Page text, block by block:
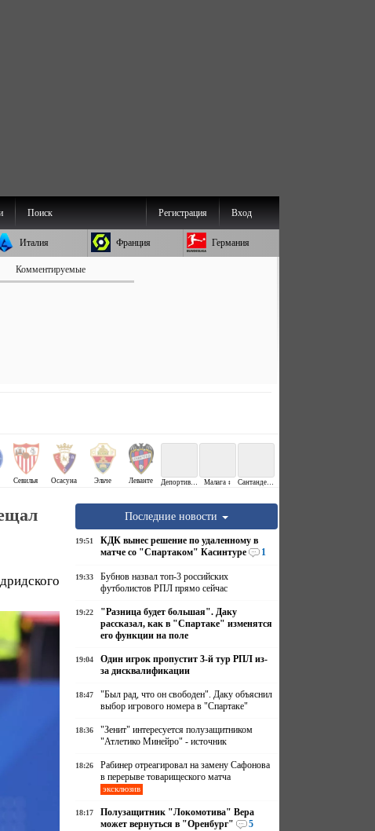
Поиск Вход
Регистрация
Италия Франция Германия
Комментируемые
Севилья Осасуна Эльче Леванте Депортиво ↕ Малага ↕ Сантандер ↕
Последние новости
19:51
КДК вынес решение по удаленному в
матче со "Спартаком" Касинтуре
1
19:33
Бубнов назвал топ-3 российских
футболистов РПЛ прямо сейчас
19:22
"Разница будет большая". Даку
рассказал, как в "Спартаке" изменятся
его функции на поле
19:04
Один игрок пропустит 3-й тур РПЛ из-
за дисквалификации
18:47
"Был рад, что он свободен". Даку объяснил
выбор игрового номера в "Спартаке"
18:36
"Зенит" интересуется полузащитником
"Атлетико Минейро" - источник
18:26
Рабинер отреагировал на замену Сафонова
в перерыве товарищеского матча
эксклюзив
18:17
Полузащитник "Локомотива" Вера
может вернуться в "Оренбург"
5